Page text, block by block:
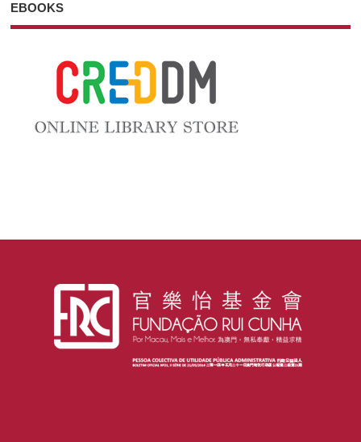
EBOOKS